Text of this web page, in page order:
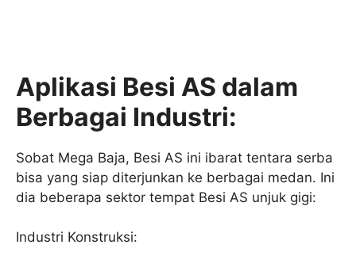
Aplikasi Besi AS dalam
Berbagai Industri:
Sobat Mega Baja, Besi AS ini ibarat tentara serba
bisa yang siap diterjunkan ke berbagai medan. Ini
dia beberapa sektor tempat Besi AS unjuk gigi:
Industri Konstruksi: